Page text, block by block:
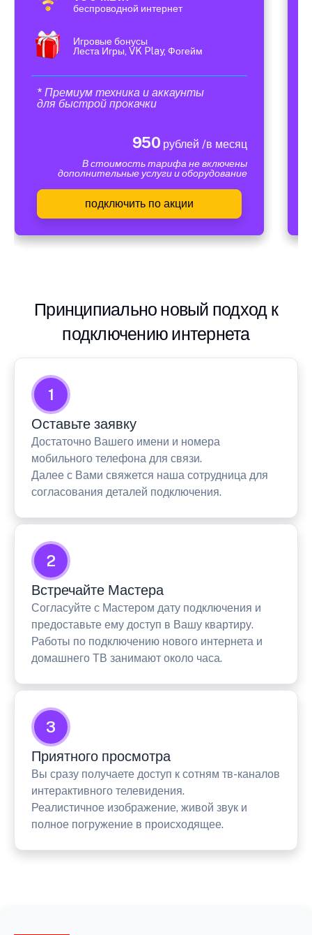
беспроводной интернет
Игровые бонусы
Леста Игры, VK Play, Фогейм
* Премиум техника и аккаунты
для быстрой прокачки
950 рублей /в месяц
В стоимость тарифа не включены
дополнительные услуги и оборудование
подключить по акции
Принципиально новый подход к
подключению интернета
1
Оставьте заявку
Достаточно Вашего имени и номера
мобильного телефона для связи.
Далее с Вами свяжется наша сотрудница для
согласования деталей подключения.
2
Встречайте Мастера
Согласуйте с Мастером дату подключения и
предоставьте ему доступ в Вашу квартиру.
Работы по подключению нового интернета и
домашнего ТВ занимают около часа.
3
Приятного просмотра
Вы сразу получаете доступ к сотням тв-каналов
интерактивного телевидения.
Реалистичное изображение, живой звук и
полное погружение в происходящее.